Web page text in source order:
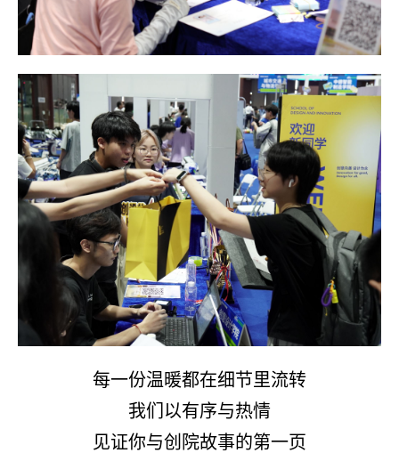
每一份温暖都在细节里流转
我们以有序与热情
见证你与创院故事的第一页